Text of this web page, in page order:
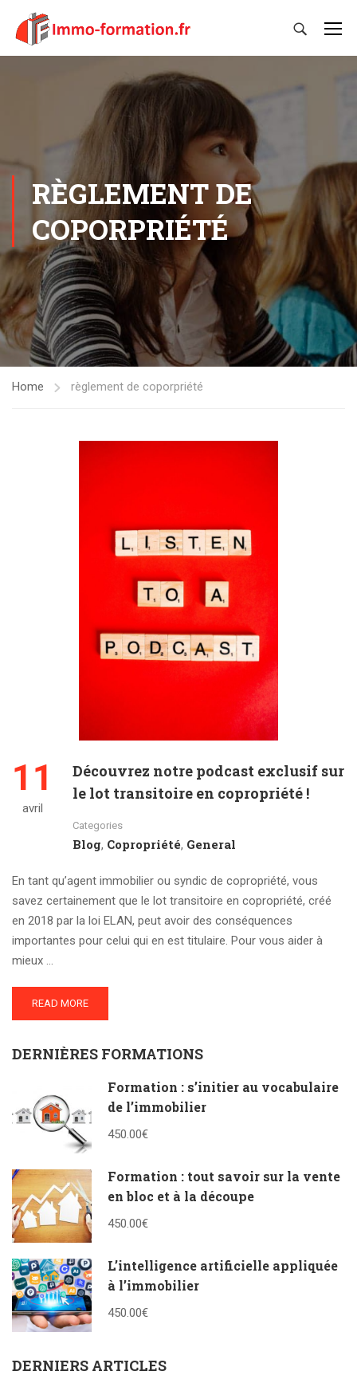
RÈGLEMENT DE
COPORPRIÉTÉ
Home règlement de coporpriété
11
avril
Découvrez notre podcast exclusif sur
le lot transitoire en copropriété !
Categories
Blog, Copropriété, General
En tant qu’agent immobilier ou syndic de copropriété, vous
savez certainement que le lot transitoire en copropriété, créé
en 2018 par la loi ELAN, peut avoir des conséquences
importantes pour celui qui en est titulaire. Pour vous aider à
mieux …
READ MORE
DERNIÈRES FORMATIONS
Formation : s’initier au vocabulaire
de l’immobilier
450.00€
Formation : tout savoir sur la vente
en bloc et à la découpe
450.00€
L’intelligence artificielle appliquée
à l’immobilier
450.00€
DERNIERS ARTICLES